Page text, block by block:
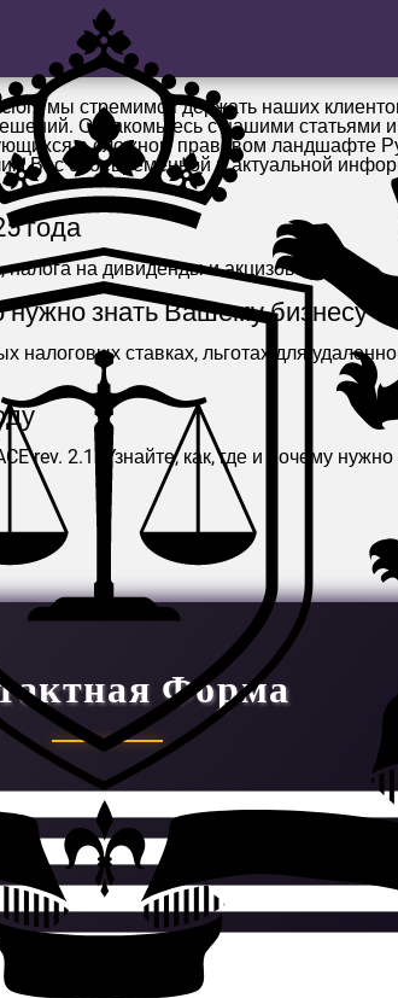
мы стремимся держать наших
Ознакомьтесь с нашими
в сложном правовом ландшафте
Вас своевременной и актуальной
года
на дивиденды и акцизов.
нужно знать Вашему бизнесу
налоговых ставках, льготах для
rev. 2.1. Узнайте, как, где и почему
Форма